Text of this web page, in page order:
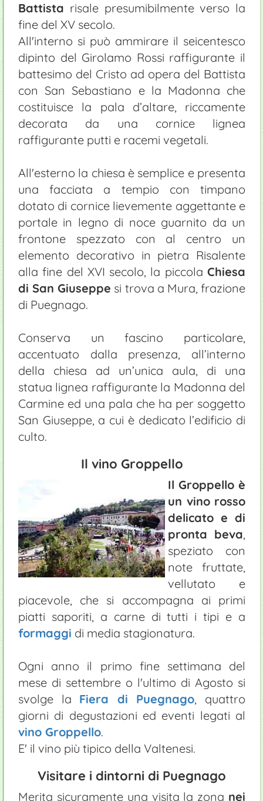
Battista risale presumibilmente verso la
fine del XV secolo.
All'interno si può ammirare il seicentesco
dipinto del Girolamo Rossi raffigurante il
battesimo del Cristo ad opera del Battista
con San Sebastiano e la Madonna che
costituisce la pala d’altare, riccamente
decorata da una cornice lignea
raffigurante putti e racemi vegetali.
All'esterno la chiesa è semplice e presenta
una facciata a tempio con timpano
dotato di cornice lievemente aggettante e
portale in legno di noce guarnito da un
frontone spezzato con al centro un
elemento decorativo in pietra Risalente
alla fine del XVI secolo, la piccola Chiesa
di San Giuseppe si trova a Mura, frazione
di Puegnago.
Conserva un fascino particolare,
accentuato dalla presenza, all’interno
della chiesa ad un’unica aula, di una
statua lignea raffigurante la Madonna del
Carmine ed una pala che ha per soggetto
San Giuseppe, a cui è dedicato l’edificio di
culto.
Il vino Groppello
Il Groppello è
un vino rosso
delicato e di
pronta beva,
speziato con
note fruttate,
vellutato e
piacevole, che si accompagna ai primi
piatti saporiti, a carne di tutti i tipi e a
formaggi di media stagionatura.
Ogni anno il primo fine settimana del
mese di settembre o l'ultimo di Agosto si
svolge la Fiera di Puegnago, quattro
giorni di degustazioni ed eventi legati al
vino Groppello.
E' il vino più tipico della Valtenesi.
Visitare i dintorni di Puegnago
Merita sicuramente una visita la zona nei